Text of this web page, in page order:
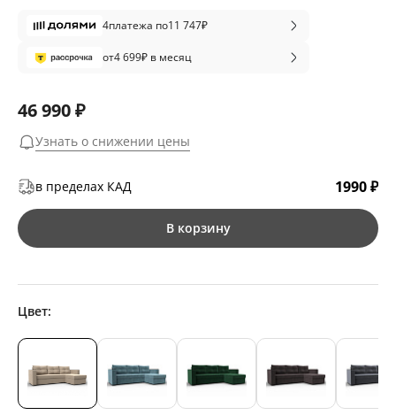
4платежа по11 747₽
от4 699₽ в месяц
46 990 ₽
Узнать о снижении цены
в пределах КАД 1990 ₽
В корзину
Цвет: